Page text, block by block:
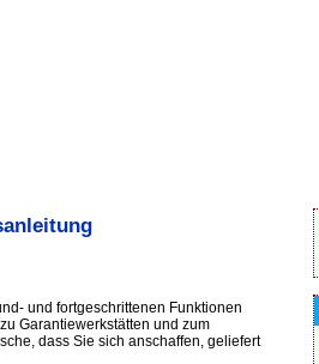
und fortgeschrittenen Funktionen
Garantiewerkstätten und zum
dass Sie sich anschaffen, geliefert